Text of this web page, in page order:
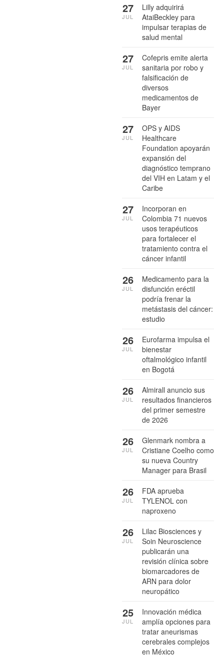
Lilly adquirirá
AtaiBeckley para
impulsar terapias de
salud mental
27
JUL
Cofepris emite alerta
sanitaria por robo y
falsificación de
diversos
medicamentos de
Bayer
27
JUL
OPS y AIDS
Healthcare
Foundation apoyarán
expansión del
diagnóstico temprano
del VIH en Latam y el
Caribe
27
JUL
Incorporan en
Colombia 71 nuevos
usos terapéuticos
para fortalecer el
tratamiento contra el
cáncer infantil
27
JUL
Medicamento para la
disfunción eréctil
podría frenar la
metástasis del cáncer:
estudio
26
JUL
Eurofarma impulsa el
bienestar
oftalmológico infantil
en Bogotá
26
JUL
Almirall anuncio sus
resultados financieros
del primer semestre
de 2026
26
JUL
Glenmark nombra a
Cristiane Coelho como
su nueva Country
Manager para Brasil
26
JUL
FDA aprueba
TYLENOL con
naproxeno
26
JUL
Lilac Biosciences y
Soin Neuroscience
publicarán una
revisión clínica sobre
biomarcadores de
ARN para dolor
neuropático
26
JUL
Innovación médica
amplía opciones para
tratar aneurismas
cerebrales complejos
en México
25
JUL